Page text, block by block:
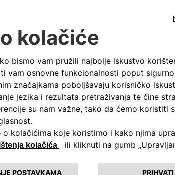
OTKRIJTE 600 ICON
Kako vam možemo